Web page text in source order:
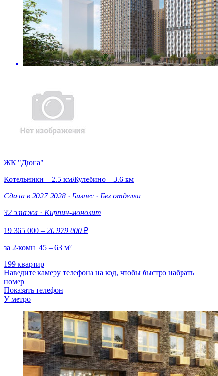
ЖК "Дюна"
Котельники – 2.5 кмЖулебино – 3.6 км
Сдача в 2027-2028 · Бизнес · Без отделки
32 этажа · Кирпич-монолит
19 365 000 – 20 979 000 ₽
за 2-комн. 45 – 63 м²
199 квартир
Наведите камеру телефона на код, чтобы быстро набрать
номер
Показать телефон
У метро